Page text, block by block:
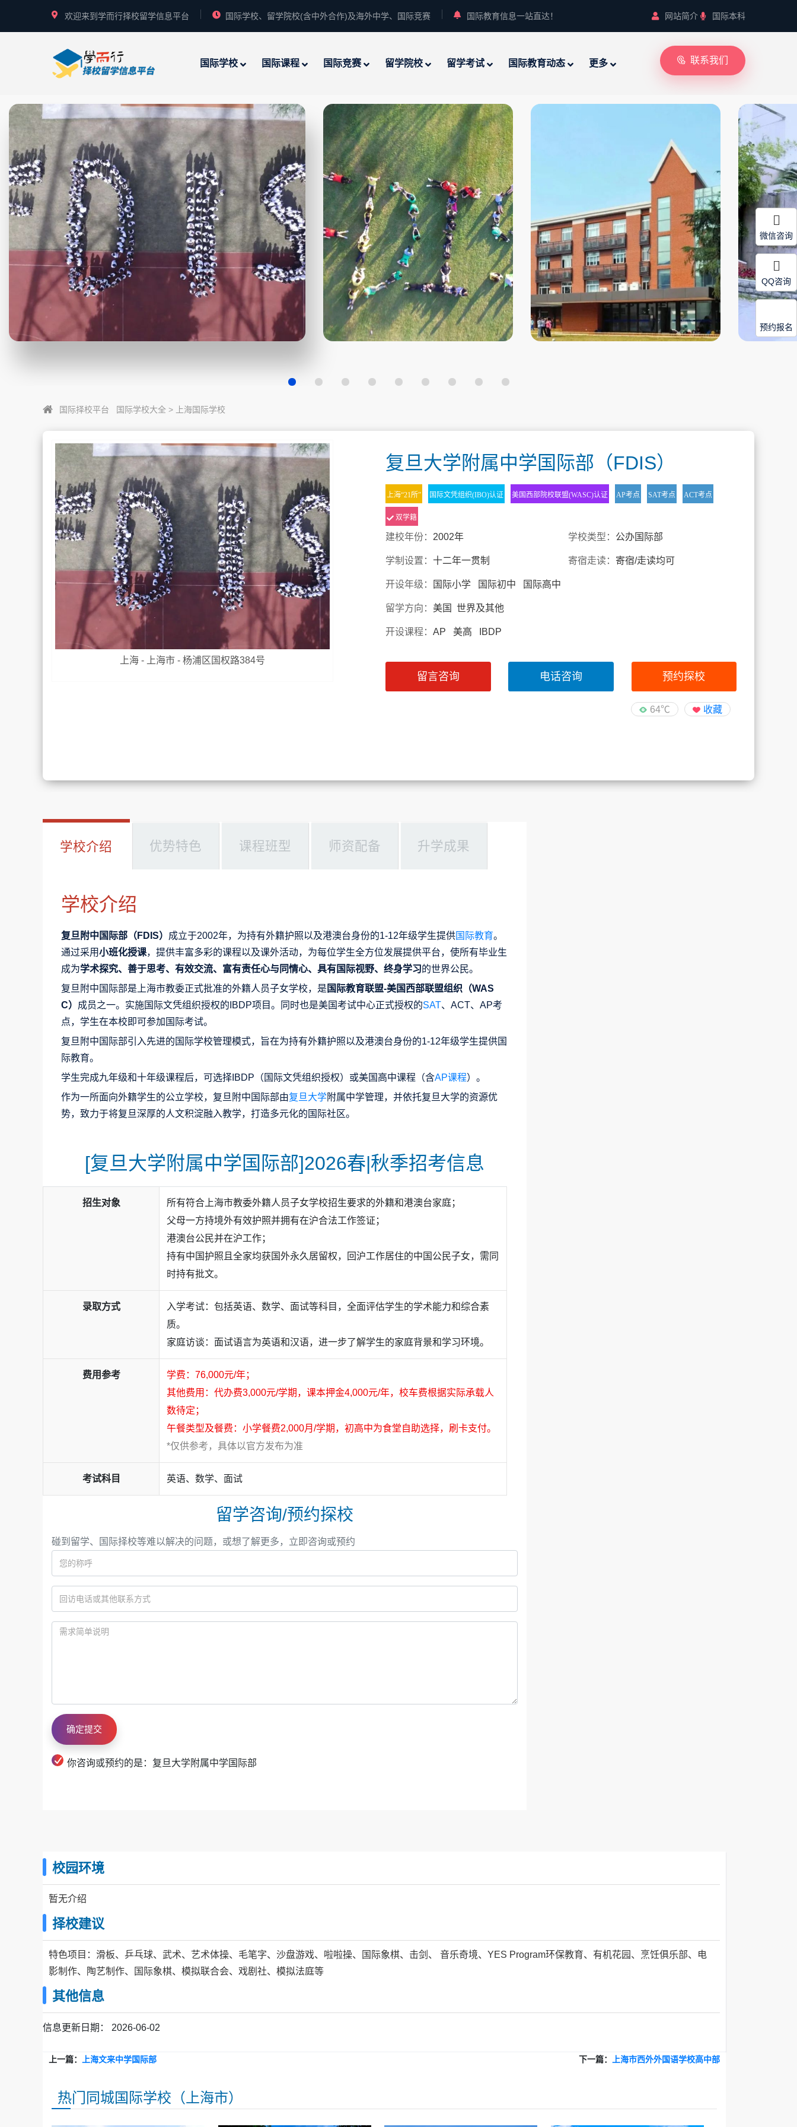
欢迎来到学而行择校留学信息平台 国际学校、留学院校(含中外合作)及海外中学、国际竞赛 国际教育信息一站直达！ 网站简介 国际本科
国际学校 国际课程 国际竞赛 留学院校 留学考试 国际教育动态 更多 联系我们
国际择校平台 国际学校大全 > 上海国际学校
上海 - 上海市 - 杨浦区国权路384号
复旦大学附属中学国际部（FDIS）
上海“21所” 国际文凭组织(IBO)认证 美国西部院校联盟(WASC)认证 AP考点 SAT考点 ACT考点
双学籍
建校年份： 2002年 学校类型： 公办国际部
学制设置：十二年一贯制 寄宿走读： 寄宿/走读均可
开设年级： 国际小学 国际初中 国际高中
留学方向： 美国 世界及其他
开设课程：AP 美高 IBDP
留言咨询 电话咨询 预约探校
64℃ 收藏
学校介绍 优势特色 课程班型 师资配备 升学成果
学校介绍
复旦附中国际部（FDIS） 成立于2002年，为持有外籍护照以及港澳台身份的1-12年级学生提供国际教育。
通过采用小班化授课，提供丰富多彩的课程以及课外活动，为每位学生全方位发展提供平台，使所有毕业生
成为学术探究、善于思考、有效交流、富有责任心与同情心、具有国际视野、终身学习的世界公民。
复旦附中国际部是上海市教委正式批准的外籍人员子女学校，是 国际教育联盟-美国西部联盟组织（WAS
C） 成员之一。实施国际文凭组织授权的IBDP项目。同时也是美国考试中心正式授权的SAT、ACT、AP考
点，学生在本校即可参加国际考试。
复旦附中国际部引入先进的国际学校管理模式，旨在为持有外籍护照以及港澳台身份的1-12年级学生提供国
际教育。
学生完成九年级和十年级课程后，可选择IBDP（国际文凭组织授权）或美国高中课程（含AP课程）。
作为一所面向外籍学生的公立学校，复旦附中国际部由复旦大学附属中学管理，并依托复旦大学的资源优
势，致力于将复旦深厚的人文积淀融入教学，打造多元化的国际社区。
[复旦大学附属中学国际部]2026春|秋季招考信息
招生对象
所有符合上海市教委外籍人员子女学校招生要求的外籍和港澳台家庭；
父母一方持境外有效护照并拥有在沪合法工作签证；
港澳台公民并在沪工作；
持有中国护照且全家均获国外永久居留权，回沪工作居住的中国公民子女，需同
时持有批文。
录取方式
入学考试：包括英语、数学、面试等科目，全面评估学生的学术能力和综合素
质。
家庭访谈：面试语言为英语和汉语，进一步了解学生的家庭背景和学习环境。
费用参考
学费：76,000元/年；
其他费用：代办费3,000元/学期，课本押金4,000元/年，校车费根据实际承载人
数待定；
午餐类型及餐费：小学餐费2,000月/学期，初高中为食堂自助选择，刷卡支付。
*仅供参考，具体以官方发布为准
考试科目 英语、数学、面试
留学咨询/预约探校
碰到留学、国际择校等难以解决的问题，或想了解更多，立即咨询或预约
你咨询或预约的是：复旦大学附属中学国际部
校园环境
暂无介绍
择校建议
特色项目：滑板、乒乓球、武术、艺术体操、毛笔字、沙盘游戏、啦啦操、国际象棋、击剑、 音乐奇境、YES Program环保教育、有机花园、烹饪俱乐部、电
影制作、陶艺制作、国际象棋、模拟联合会、戏剧社、模拟法庭等
其他信息
信息更新日期： 2026-06-02
上一篇： 上海文来中学国际部 下一篇： 上海市西外外国语学校高中部
热门同城国际学校（上海市）
微信咨询
QQ咨询
预约报名